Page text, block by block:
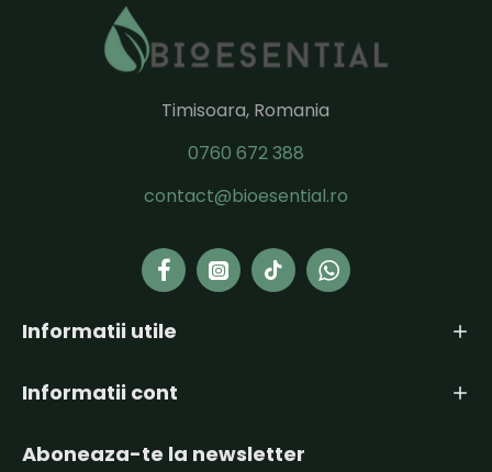
Timisoara, Romania
0760 672 388
contact@bioesential.ro
Informatii utile
Informatii cont
Aboneaza-te la newsletter